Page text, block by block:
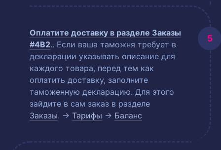
Оплатите доставку в разделе Заказы
#4B2.. Если ваша таможня требует в
декларации указывать описание для
каждого товара, перед тем как
оплатить доставку, заполните
таможенную декларацию. Для этого
зайдите в сам заказ в разделе
Заказы. → Тарифы → Баланс